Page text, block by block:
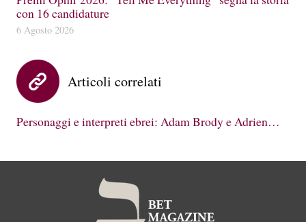
con 16 candidature
6 Agosto 2026
Articoli correlati
Personaggi e interpreti ebrei: Adam Brody e Adrien…